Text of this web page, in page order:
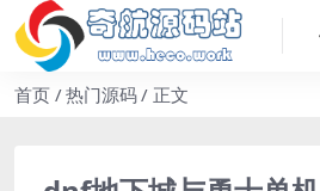
首页 热门源码 正文